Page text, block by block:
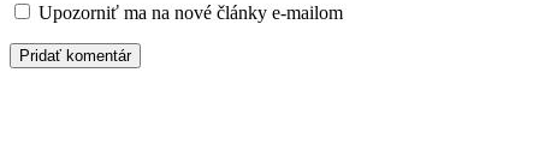
Upozorniť ma na nové články e-mailom